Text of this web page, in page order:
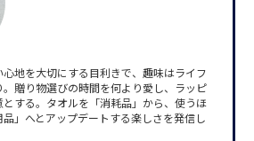
地を大切にする目利きで、趣味はライフ
贈り物選びの時間を何より愛し、ラッピ
する。タオルを「消耗品」から、使うほ
」へとアップデートする楽しさを発信し